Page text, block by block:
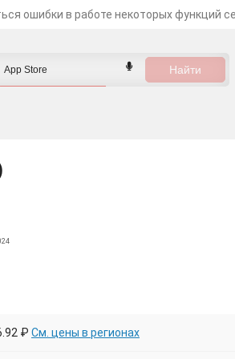
ошибки в работе некоторых функций
₽ См. цены в регионах